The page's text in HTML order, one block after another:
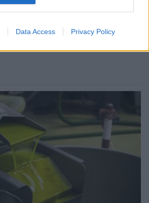
Data Access Privacy Policy